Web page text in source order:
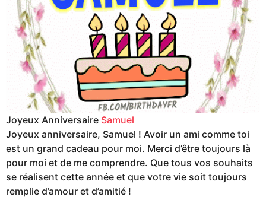
Joyeux Anniversaire Samuel
Joyeux anniversaire, Samuel ! Avoir un ami comme toi
est un grand cadeau pour moi. Merci d’être toujours là
pour moi et de me comprendre. Que tous vos souhaits
se réalisent cette année et que votre vie soit toujours
remplie d’amour et d’amitié !